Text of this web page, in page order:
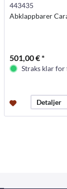
443435
Abklappbarer
501,00 € *
Straks klar for
Detaljer